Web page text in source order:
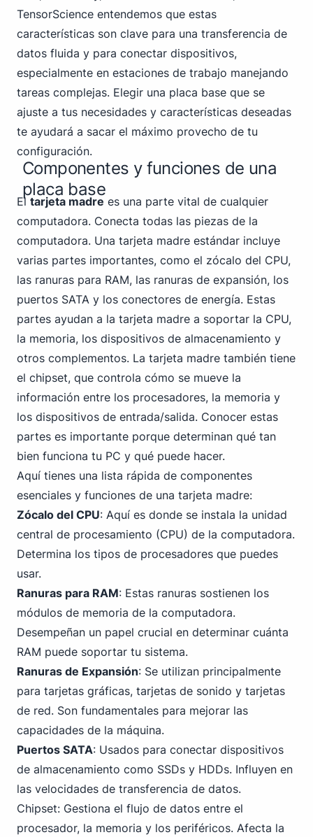
TensorScience entendemos que estas
características son clave para una transferencia de
datos fluida y para conectar dispositivos,
especialmente en estaciones de trabajo manejando
tareas complejas. Elegir una placa base que se
ajuste a tus necesidades y características deseadas
te ayudará a sacar el máximo provecho de tu
configuración.
Componentes y funciones de una
placa base
El tarjeta madre es una parte vital de cualquier
computadora. Conecta todas las piezas de la
computadora. Una tarjeta madre estándar incluye
varias partes importantes, como el zócalo del CPU,
las ranuras para RAM, las ranuras de expansión, los
puertos SATA y los conectores de energía. Estas
partes ayudan a la tarjeta madre a soportar la CPU,
la memoria, los dispositivos de almacenamiento y
otros complementos. La tarjeta madre también tiene
el chipset, que controla cómo se mueve la
información entre los procesadores, la memoria y
los dispositivos de entrada/salida. Conocer estas
partes es importante porque determinan qué tan
bien funciona tu PC y qué puede hacer.
Aquí tienes una lista rápida de componentes
esenciales y funciones de una tarjeta madre:
Zócalo del CPU: Aquí es donde se instala la unidad
central de procesamiento (CPU) de la computadora.
Determina los tipos de procesadores que puedes
usar.
Ranuras para RAM: Estas ranuras sostienen los
módulos de memoria de la computadora.
Desempeñan un papel crucial en determinar cuánta
RAM puede soportar tu sistema.
Ranuras de Expansión: Se utilizan principalmente
para tarjetas gráficas, tarjetas de sonido y tarjetas
de red. Son fundamentales para mejorar las
capacidades de la máquina.
Puertos SATA: Usados para conectar dispositivos
de almacenamiento como SSDs y HDDs. Influyen en
las velocidades de transferencia de datos.
Chipset: Gestiona el flujo de datos entre el
procesador, la memoria y los periféricos. Afecta la